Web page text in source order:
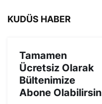
KUDÜS HABER
Tamamen
Ücretsiz Olarak
Bültenimize
Abone Olabilirsin